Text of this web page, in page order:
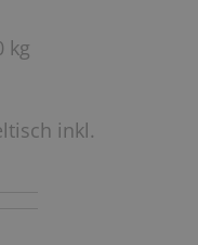
kg
inkl.